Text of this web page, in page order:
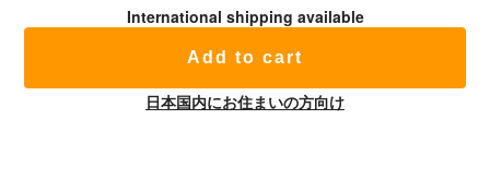
International shipping available
Add to cart
日本国内にお住まいの方向け